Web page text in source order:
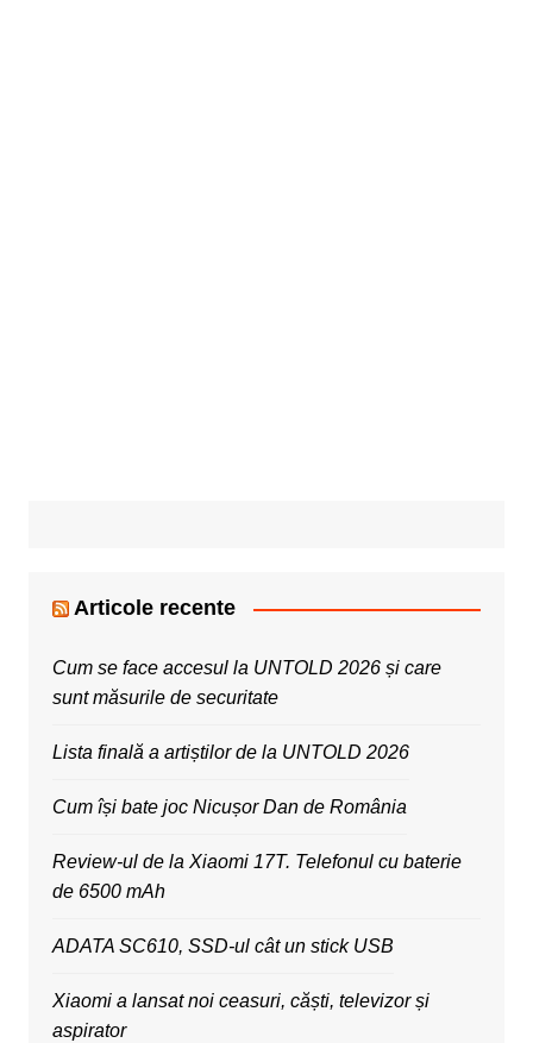
Articole recente
Cum se face accesul la UNTOLD 2026 și care
sunt măsurile de securitate
Lista finală a artiștilor de la UNTOLD 2026
Cum își bate joc Nicușor Dan de România
Review-ul de la Xiaomi 17T. Telefonul cu baterie
de 6500 mAh
ADATA SC610, SSD-ul cât un stick USB
Xiaomi a lansat noi ceasuri, căști, televizor și
aspirator